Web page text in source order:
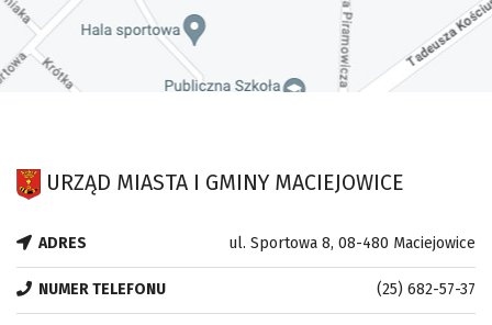
URZĄD MIASTA I GMINY MACIEJOWICE
ADRES ul. Sportowa 8, 08-480 Maciejowice
NUMER TELEFONU (25) 682-57-37